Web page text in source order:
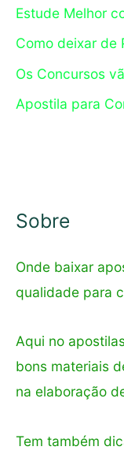
i
s
a
Estude Melhor
Como deixar de
Os Concursos
Apostila para
Sobre
Onde baixar
qualidade para
Aqui no
bons materiais
na elaboração
Tem também